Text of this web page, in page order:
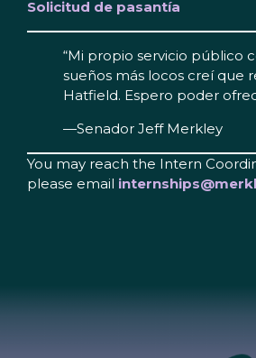
Solicitud de pasantía
“Mi propio servicio público
sueños más locos creí que
Hatfield. Espero poder
—Senador Jeff Merkley
You may reach the Intern
please email